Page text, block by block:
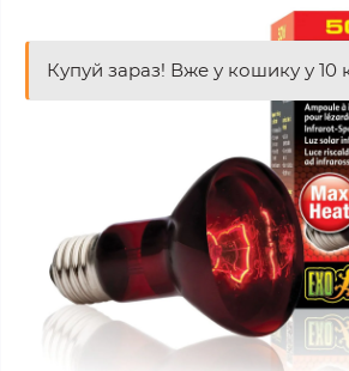
Купуй зараз! Вже у кошику у 10